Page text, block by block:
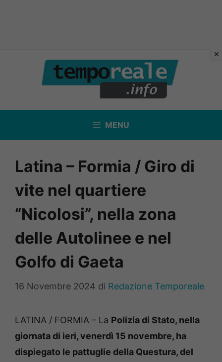
contenuto
MENU
Latina – Formia / Giro di
vite nel quartiere
“Nicolosi”, nella zona
delle Autolinee e nel
Golfo di Gaeta
16 Novembre 2024 di Redazione Temporeale
LATINA / FORMIA – La Polizia di Stato, nella
giornata di ieri, venerdì 15 novembre, ha
dispiegato le pattuglie della Questura, del